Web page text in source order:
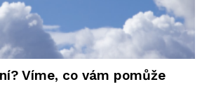
Víme, co vám pomůže